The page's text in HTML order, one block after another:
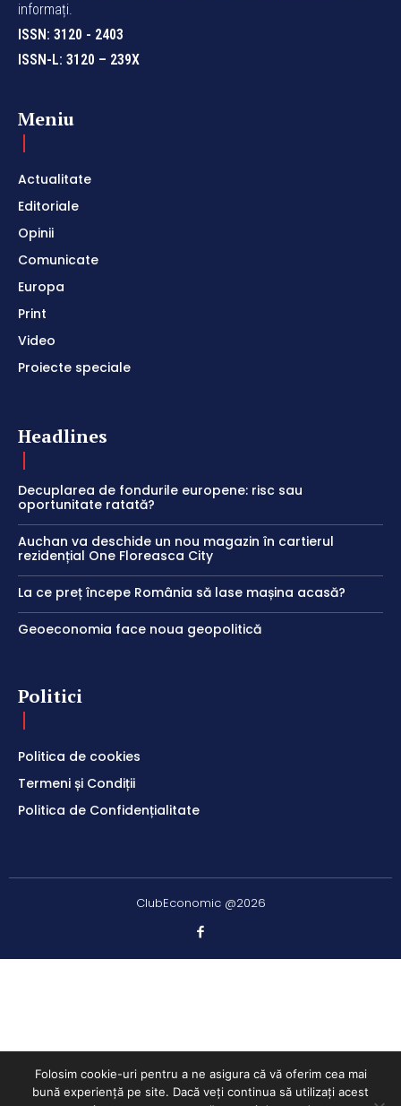
informați.
ISSN: 3120 - 2403
ISSN-L: 3120 – 239X
Meniu
Actualitate
Editoriale
Opinii
Comunicate
Europa
Print
Video
Proiecte speciale
Headlines
Decuplarea de fondurile europene: risc sau
oportunitate ratată?
Auchan va deschide un nou magazin în cartierul
rezidențial One Floreasca City
La ce preț începe România să lase mașina acasă?
Geoeconomia face noua geopolitică
Politici
Politica de cookies
Termeni și Condiții
Politica de Confidențialitate
ClubEconomic @2026
Folosim cookie-uri pentru a ne asigura că vă oferim cea mai
bună experiență pe site. Dacă veți continua să utilizați acest